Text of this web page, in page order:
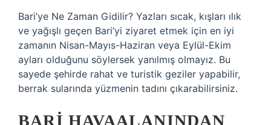
Bari’ye Ne Zaman Gidilir? Yazları sıcak, kışları ılık
ve yağışlı geçen Bari’yi ziyaret etmek için en iyi
zamanın Nisan-Mayıs-Haziran veya Eylül-Ekim
ayları olduğunu söylersek yanılmış olmayız. Bu
sayede şehirde rahat ve turistik geziler yapabilir,
berrak sularında yüzmenin tadını çıkarabilirsiniz.
BARI HAVAALANINDAN